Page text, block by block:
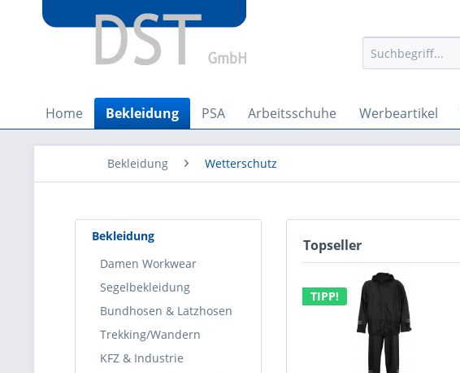
Home Bekleidung PSA Arbeitsschuhe Werbeartikel
Bekleidung Wetterschutz
Bekleidung
Damen Workwear
Segelbekleidung
Bundhosen & Latzhosen
Trekking/Wandern
KFZ & Industrie
Topseller
TIPP!